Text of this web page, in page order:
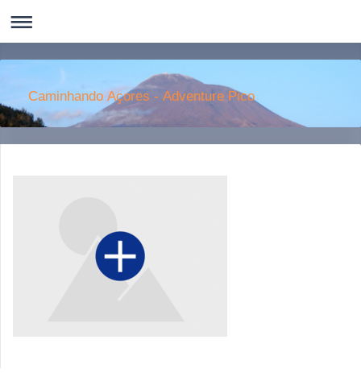
Caminhando Aҫores - Adventure Pico